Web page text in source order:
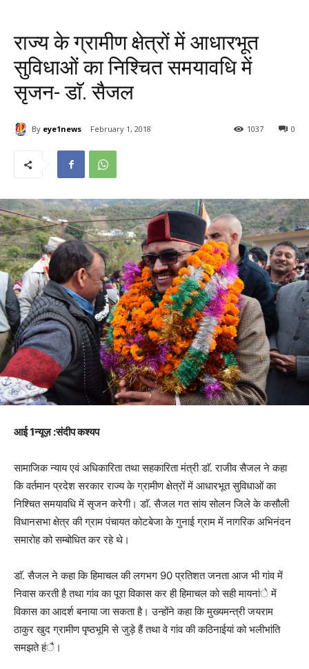
राज्य के ग्रामीण क्षेत्रों में आधारभूत
सुविधाओं का निश्चित समयावधि में
सृजन- डाॅ. सैजल
By eye1news February 1, 2018 0
1037
आई 1न्यूज़ :संदीप कश्यप
सामाजिक न्याय एवं अधिकारिता तथा सहकारिता मंत्री डाॅ. राजीव सैजल ने कहा
कि वर्तमान प्रदेश सरकार राज्य के ग्रामीण क्षेत्रों में आधारभूत सुविधाओं का
निश्चित समयावधि में सृजन करेगी। डाॅ. सैजल गत सांय सोलन जिले के कसौली
विधानसभा क्षेत्र की ग्राम पंचायत कोटबेजा के गुनाई ग्राम में नागरिक अभिनंदन
समारोह को सम्बोधित कर रहे थे।
डाॅ. सैजल ने कहा कि हिमाचल की लगभग 90 प्रतिशत जनता आज भी गांव में
निवास करती है तथा गांव का पूरा विकास कर ही हिमाचल को सही मायनांे में
विकास का आदर्श बनाया जा सकता है। उन्होंने कहा कि मुख्यमन्त्री जयराम
ठाकुर खुद ग्रामीण पृष्ठभूमि से जुड़े हैं तथा वे गांव की कठिनाईयां को भलीभांति
समझते हंै।